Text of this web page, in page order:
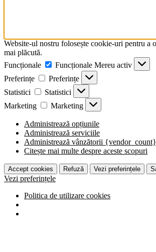
Website-ul nostru folosește cookie-uri pentru a
mai plăcută.
Funcționale
Funcționale Mereu activ
Preferințe
Preferințe
Statistici
Statistici
Marketing
Marketing
Administrează opțiunile
Administrează serviciile
Administrează vânzătorii {vendor_count}
Citește mai multe despre aceste scopuri
Accept cookies Refuză Vezi preferințele
Vezi preferințele
Politica de utilizare cookies